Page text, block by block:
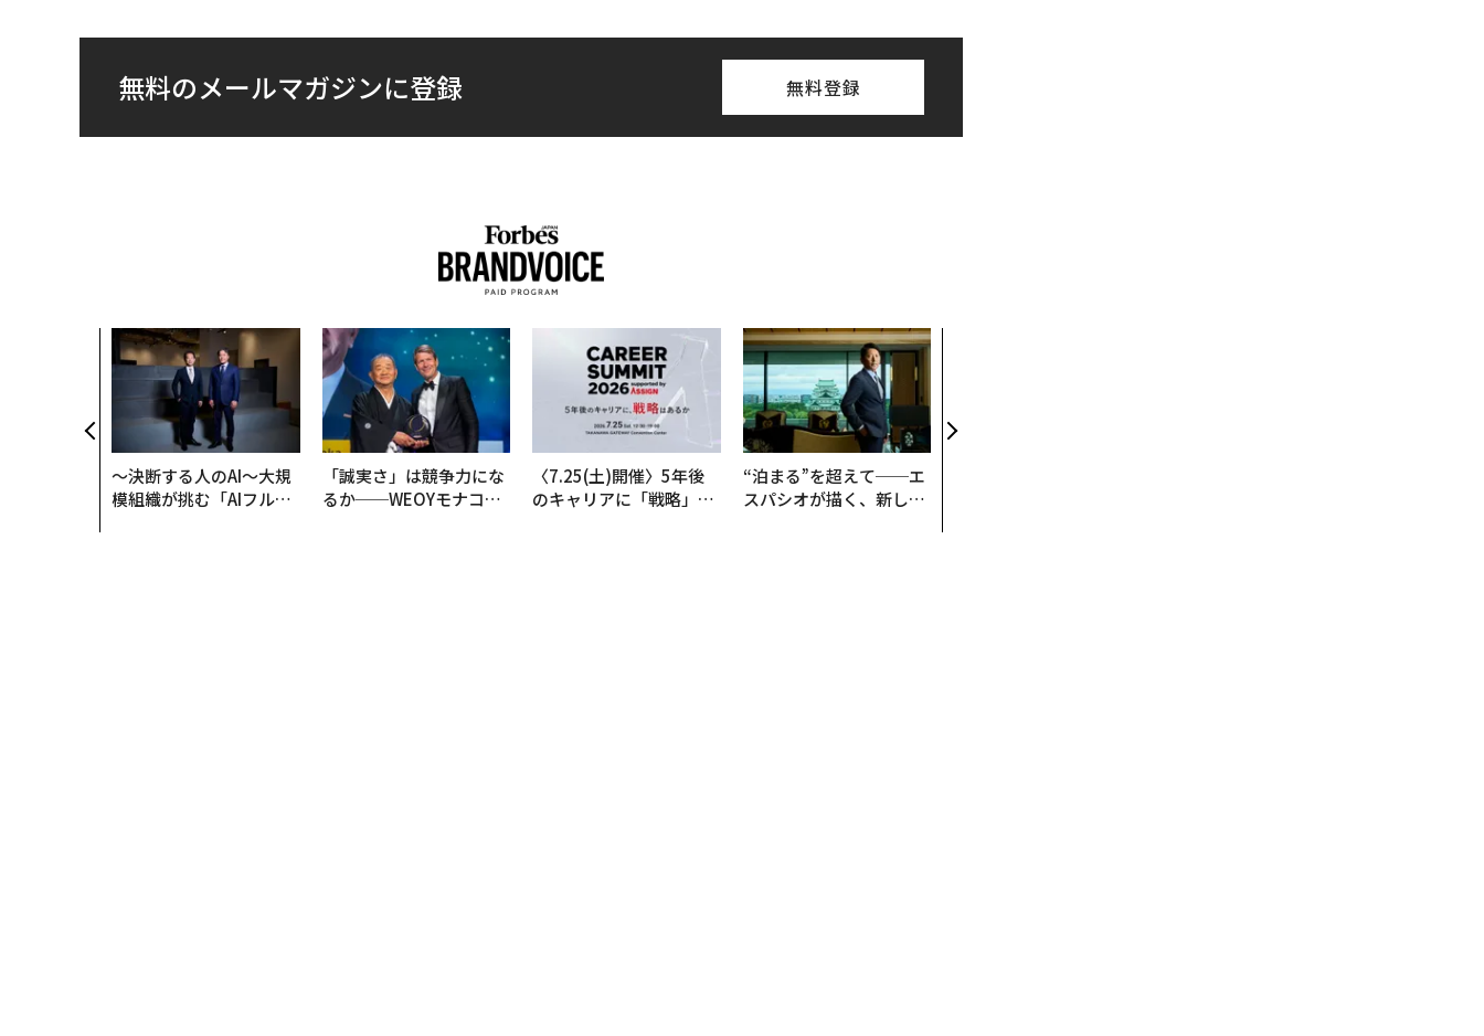
無料のメールマガジンに登録 無料登録
〜決断する人のAI〜大規
模組織が挑む「AIフル実
「誠実さ」は競争力にな
るか──WEOYモナコで
〈7.25(土)開催〉5年後
のキャリアに「戦略」は
“泊まる”を超えて──エ
スパシオが描く、新しい
年の答え